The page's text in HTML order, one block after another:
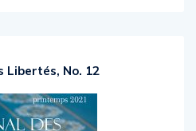
Libertés, No. 12